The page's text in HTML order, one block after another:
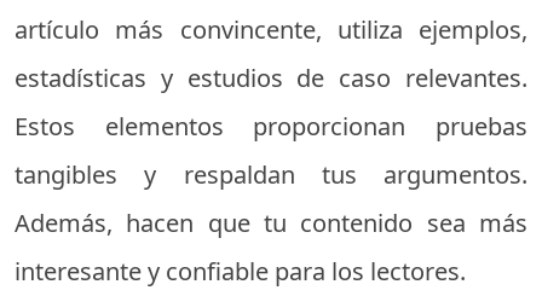
artículo más convincente, utiliza ejemplos,
estadísticas y estudios de caso relevantes.
Estos elementos proporcionan pruebas
tangibles y respaldan tus argumentos.
Además, hacen que tu contenido sea más
interesante y confiable para los lectores.